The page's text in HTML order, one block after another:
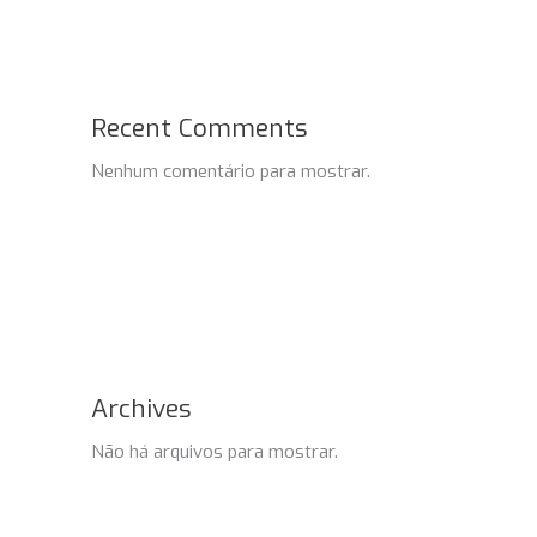
Recent Comments
Nenhum comentário para mostrar.
Archives
Não há arquivos para mostrar.